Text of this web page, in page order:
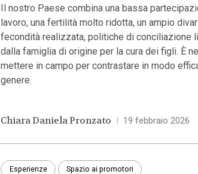
Il nostro Paese combina una bassa
lavoro, una fertilità molto ridotta, un ampio
fecondità realizzata, politiche di conciliazione
dalla famiglia di origine per la cura dei figli. È
mettere in campo per contrastare in modo
genere.
Chiara Daniela Pronzato | 19 febbraio 2026
Esperienze Spazio ai promotori